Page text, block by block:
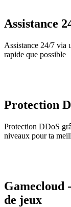
Assistance
Assistance 24/7 via
rapide que possible
Protection
Protection DDoS
niveaux pour ta
Gamecloud
de jeux